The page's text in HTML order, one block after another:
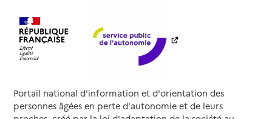
Portail national d'information et d'orientation des
personnes âgées en perte d'autonomie et de leurs